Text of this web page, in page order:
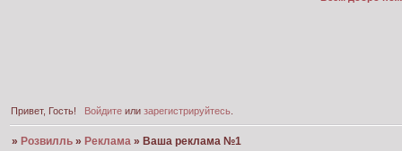
Привет, Гость! Войдитеили зарегистрируйтесь.
» Розвилль » Реклама » Ваша реклама №1